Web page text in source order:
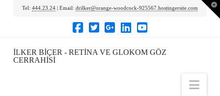
Tel: 444.23.24| Email: drilker@orange-woodcock-925567.hostingersite.com
İLKER BIÇER - RETINA VE GLOKOM GÖZ
CERRAHISI